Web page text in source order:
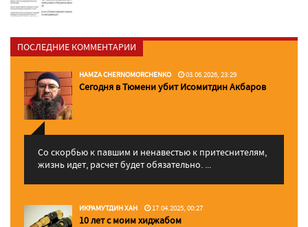
ПОСЛЕДНИЕ КОММЕНТАРИИ
HAMZA CHERNOMORCHENKO 03.06.2026, 23:29
Сегодня в Тюмени убит Исомитдин Акбаров
Со скорбью к павшим и ненавестью к притеснителям,
жизнь идет, расчет будет обязательно. ...
ИКРАМУТДИН ХАН 17.04.2025, 00:27
10 лет с моим хиджабом